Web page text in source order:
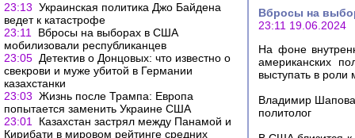
23:13 Украинская политика Джо Байдена
ведет к катастрофе
23:11
Вбросы на выборах в США
мобилизовали республиканцев
23:05 Детектив о Донцовых: что известно о
свекрови и муже убитой в Германии
казахстанки
23:03 Жизнь после Трампа: Европа
попытается заменить Украине США
23:01
Казахстан застрял между Панамой и
Кирибати в мировом рейтинге средних
Вбросы на
23:11 19.06.2024
На фоне
американских
выступать в роли
Владимир
политолог